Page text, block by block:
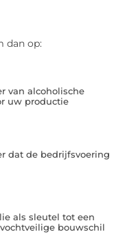
dan op:
van alcoholische
uw productie
dat de bedrijfsvoering
als sleutel tot een
bouwschil